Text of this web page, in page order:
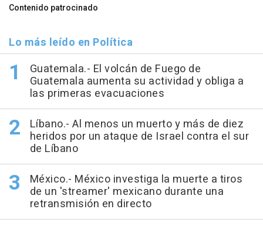
Contenido patrocinado
Lo más leído en Política
Guatemala.- El volcán de Fuego de
Guatemala aumenta su actividad y obliga a
las primeras evacuaciones
Líbano.- Al menos un muerto y más de diez
heridos por un ataque de Israel contra el sur
de Líbano
México.- México investiga la muerte a tiros
de un 'streamer' mexicano durante una
retransmisión en directo